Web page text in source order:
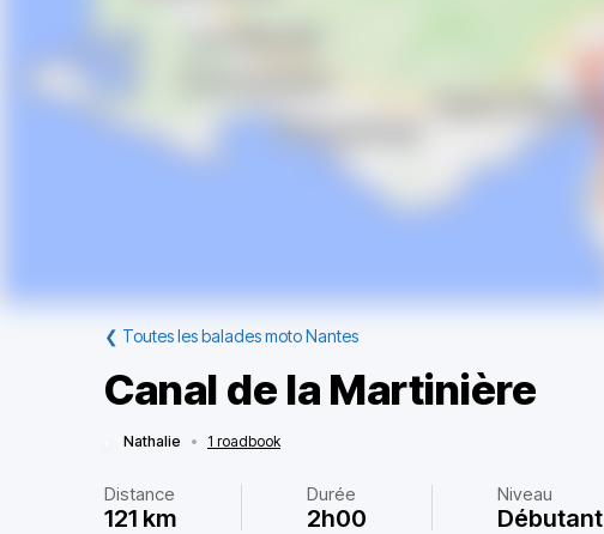
❮ Toutes les balades moto Nantes
Canal de la Martinière
Nathalie • 1 roadbook
Distance
121 km
Durée
2h00
Niveau
Débutant